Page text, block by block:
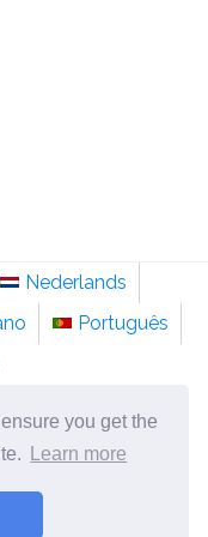
you get the
Learn more
Nederlands
Português
om livet.